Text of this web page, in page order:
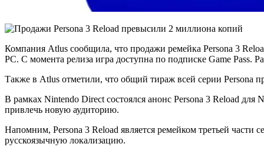
Компания Atlus сообщила, что продажи ремейка Persona 3
PC. С момента релиза игра доступна по подписке Game Pass.
Также в Atlus отметили, что общий тираж всей серии Persona
В рамках Nintendo Direct состоялся анонс Persona 3 Reload для
привлечь новую аудиторию.
Напомним, Persona 3 Reload является ремейком третьей
русскоязычную локализацию.